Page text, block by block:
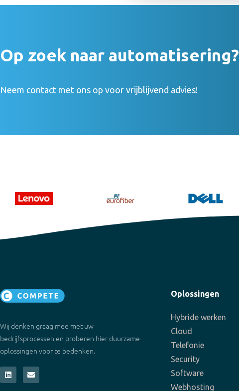
Op zoek naar automatisering?
Neem contact met ons op voor vrijblijvend advies!
Wij denken graag mee met uw
bedrijfsprocessen en proberen hier duurzame
oplossingen voor te bedenken.
Oplossingen
Hybride werken
Cloud
Telefonie
Security
Software
Webhosting